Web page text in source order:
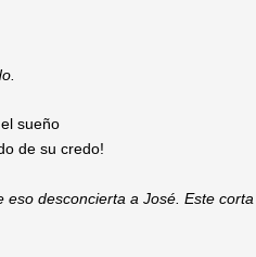
sueño
de su credo!
desconcierta a José. Este